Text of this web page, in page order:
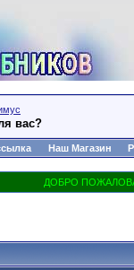
вас?
Наш Магазин